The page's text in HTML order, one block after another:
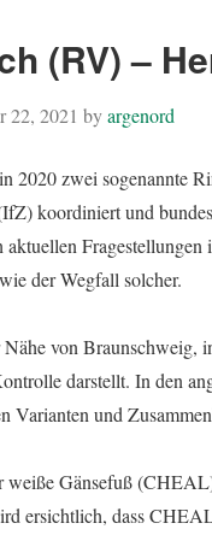
(RV) –
22, 2021 byargenord
zwei sogenannte
koordiniert und
aktuellen
der Wegfall solcher.
von Braunschweig,
darstellt. In den
Varianten und
weiße Gänsefuß
ersichtlich, dass